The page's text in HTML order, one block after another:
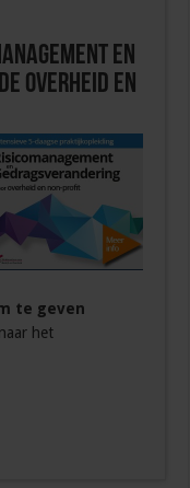
en
overheid en
te geven
het